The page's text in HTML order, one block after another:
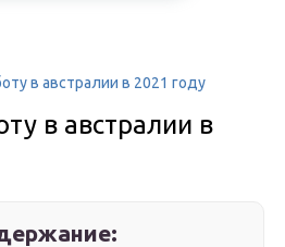
в австралии в 2021 году
в австралии в